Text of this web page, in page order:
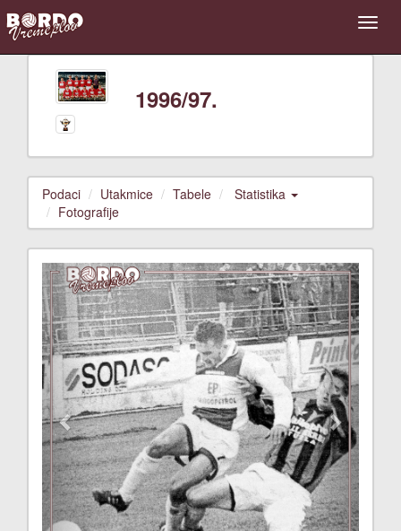
1996/97.
Podaci Utakmice Tabele
Statistika
Fotografije
Previous Next